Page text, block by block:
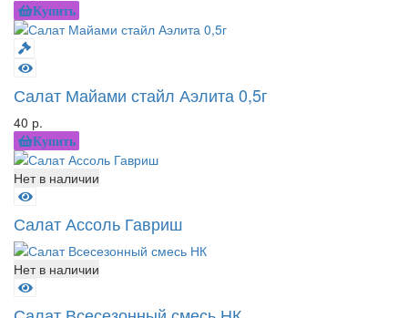
Купить
Салат Майами стайл Аэлита 0,5г
40 р.
Купить
Нет в наличии
Салат Ассоль Гавриш
Нет в наличии